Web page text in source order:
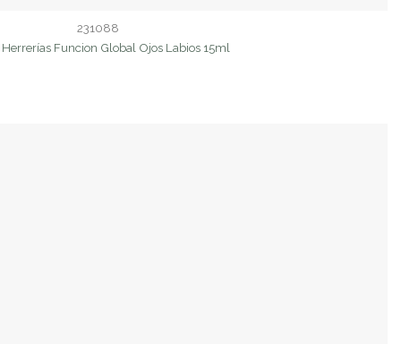
231088
Funcion Global Ojos Labios 15ml